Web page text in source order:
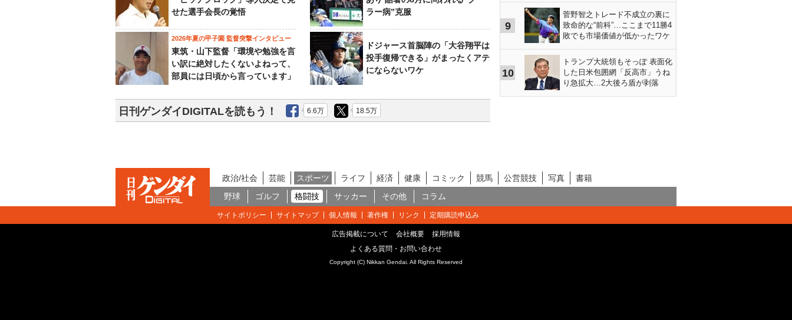
せた選手会長の覚悟
ラー病”克服
2026年夏の甲子園 監督突撃インタビュー
東筑・山下監督「環境や勉強を言
い訳に絶対したくないよねって、
部員には日頃から言っています」
ドジャース首脳陣の「大谷翔平は
投手復帰できる」がまったくアテ
にならないワケ
日刊ゲンダイDIGITALを読もう！ 6.6万 18.5万
9
菅野智之トレード不成立の裏に
致命的な“前科”…ここまで11勝4
敗でも市場価値が低かったワケ
10
トランプ大統領もそっぽ 表面化
した日米包囲網「反高市」うね
り急拡大…2大後ろ盾が剥落
政治/社会 芸能 スポーツ ライフ 経済 健康 コミック 競馬 公営競技 写真
書籍
野球
ゴルフ 格闘技 サッカー その他 コラム
サイトポリシー サイトマップ 個人情報 著作権 リンク 定期購読申込み
広告掲載について 会社概要
採用情報
よくある質問・お問い合わせ
Copyright (C) Nikkan Gendai. All Rights Reserved